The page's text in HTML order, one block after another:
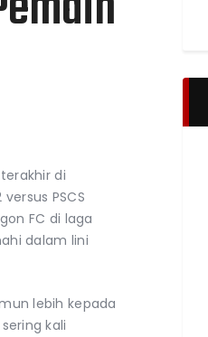
di
PSCS
FC di laga
dalam lini
lebih kepada
kali